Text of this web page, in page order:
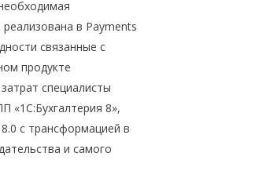
в Payments
связанные с
продукте
специалисты
«1С:Бухгалтерия 8»,
с трансформацией в
и самого